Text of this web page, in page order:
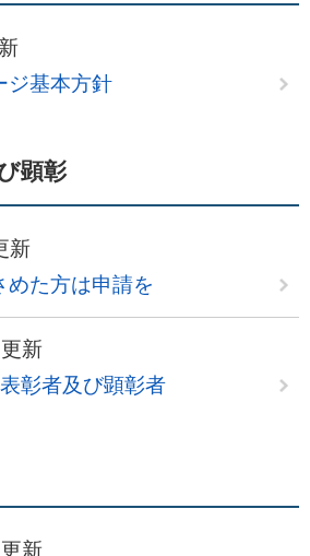
ジ基本方針
顕彰
新
めた方は申請を
新
彰者及び顕彰者
新